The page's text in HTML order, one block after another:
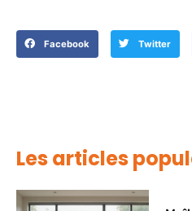
Facebook Twitter
Les articles